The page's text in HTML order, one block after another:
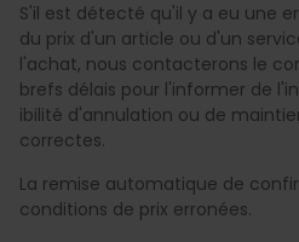
S'il est détecté qu'il y a eu une
du prix d'un article ou d'un
l'achat, nous contacterons le
brefs délais pour l'informer de
ibilité d'annulation ou de
correctes.
La remise automatique de
conditions de prix erronées.